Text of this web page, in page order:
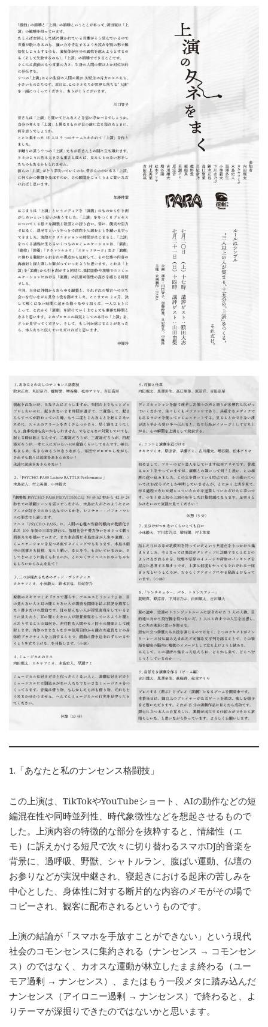
1.「あなたと私のナンセンス格闘技」
この上演は、TikTokやYouTubeショート、AIの動作などの短
編混在性や同時並列性、時代象徴性などを想起させるもので
した。上演内容の特徴的な部分を抜粋すると、情緒性（エ
モ）に訴えかける短尺で次々に切り替わるスマホDJ的音楽を
背景に、過呼吸、野獣、シャトルラン、腹ばい運動、仏壇の
お参りなどが実況中継され、寝起きにおける起床の苦しみを
中心とした、身体性に対する断片的な内容のメモがその場で
コピーされ、観客に配布されるというものです。
上演の結論が「スマホを手放すことができない」という現代
社会のコモンセンスに集約される（ナンセンス → コモンセン
ス）のではなく、カオスな運動が林立したまま終わる（ユー
モア過剰 → ナンセンス）、またはもう一段メタに踏み込んだ
ナンセンス（アイロニー過剰 → ナンセンス）で終わると、よ
りテーマが深掘りできたのではないかと思います。